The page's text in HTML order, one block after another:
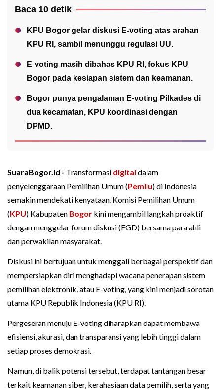
Baca 10 detik
KPU Bogor gelar diskusi E-voting atas arahan
KPU RI, sambil menunggu regulasi UU.
E-voting masih dibahas KPU RI, fokus KPU
Bogor pada kesiapan sistem dan keamanan.
Bogor punya pengalaman E-voting Pilkades di
dua kecamatan, KPU koordinasi dengan
DPMD.
SuaraBogor.id - Transformasi digital dalam
penyelenggaraan Pemilihan Umum (Pemilu) di Indonesia
semakin mendekati kenyataan. Komisi Pemilihan Umum
(KPU) Kabupaten Bogor kini mengambil langkah proaktif
dengan menggelar forum diskusi (FGD) bersama para ahli
dan perwakilan masyarakat.
Diskusi ini bertujuan untuk menggali berbagai perspektif dan
mempersiapkan diri menghadapi wacana penerapan sistem
pemilihan elektronik, atau E-voting, yang kini menjadi sorotan
utama KPU Republik Indonesia (KPU RI).
Pergeseran menuju E-voting diharapkan dapat membawa
efisiensi, akurasi, dan transparansi yang lebih tinggi dalam
setiap proses demokrasi.
Namun, di balik potensi tersebut, terdapat tantangan besar
terkait keamanan siber, kerahasiaan data pemilih, serta yang